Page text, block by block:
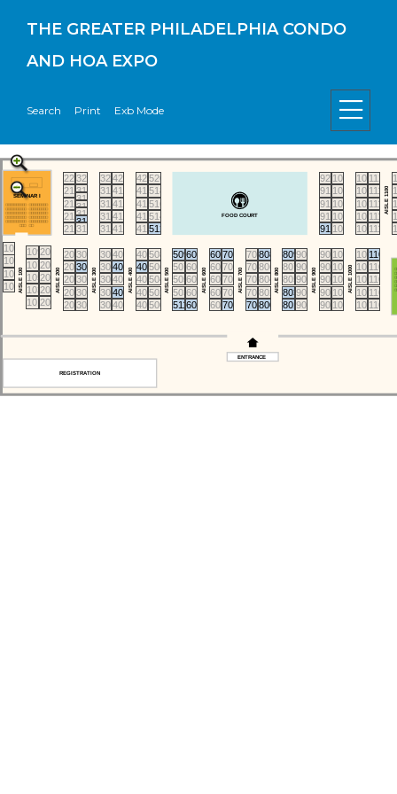
THE GREATER PHILADELPHIA CONDO
AND HOA EXPO
Search Print Exb Mode
101
102 103
104 105
106 107
108 109
200 201
202 203
204 205
206 207
208 209
213
215
217
219
221
300 301
302 303
304 305
306 307
308 309
312 313
314a
314b 315
316a
316b 317
318 319
320 321
400 401
402 403
404 405
406 407
408 409
412 413
414 415
416 417
418 419
420 421
500
502 503
504 505
506 507
508 509
511
512
514
516
518
520
600 601
602 603
604 605
606 607
608 609
700 701
702 703
704 705
706 707
708 709
800 801
802 803
804 805
806 807
808 809
900 901
902 903
904 905
906 907
908 909
913
915
917
919
921
1000 1001
1002 1003
1004 1005
1006 1007
1008 1009
1012 1013
1014 1015
1016 1017
1018 1019
1020 1021
1100
1102
1104
1106
1108
1112
1114
1116
1118
1120
ENTRANCE
REGISTRATION
SEMINAR I
AISLE 100 AISLE 200 AISLE 300 AISLE 400 AISLE 500 AISLE 600 AISLE 700 AISLE 800 AISLE 900 AISLE 1000
AISLE 1100
FOOD COURT